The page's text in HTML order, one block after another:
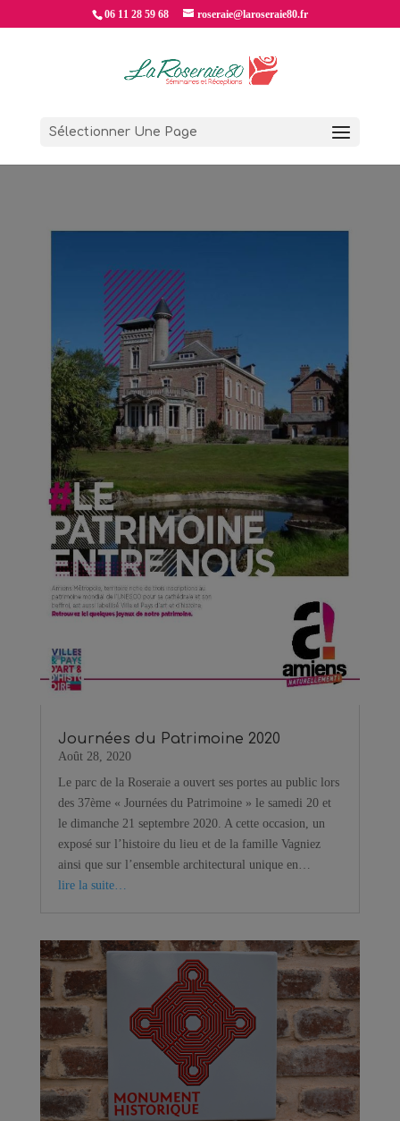
06 11 28 59 68 roseraie@laroseraie80.fr
Sélectionner Une Page
Journées du Patrimoine 2020
Août 28, 2020
Le parc de la Roseraie a ouvert ses portes au public lors
des 37ème « Journées du Patrimoine » le samedi 20 et
le dimanche 21 septembre 2020. A cette occasion, un
exposé sur l’histoire du lieu et de la famille Vagniez
ainsi que sur l’ensemble architectural unique en…
lire la suite…